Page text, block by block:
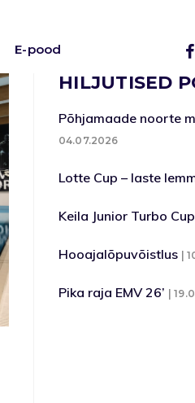
E-pood
HILJUTISED
Põhjamaade noorte
04.07.2026
Lotte Cup – laste
Keila Junior Turbo Cup
Hooajalõpuvõistlus
Pika raja EMV 26’